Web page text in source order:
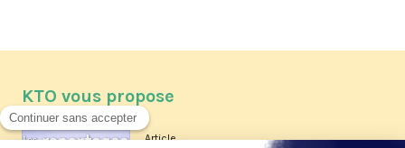
KTO vous propose
Article